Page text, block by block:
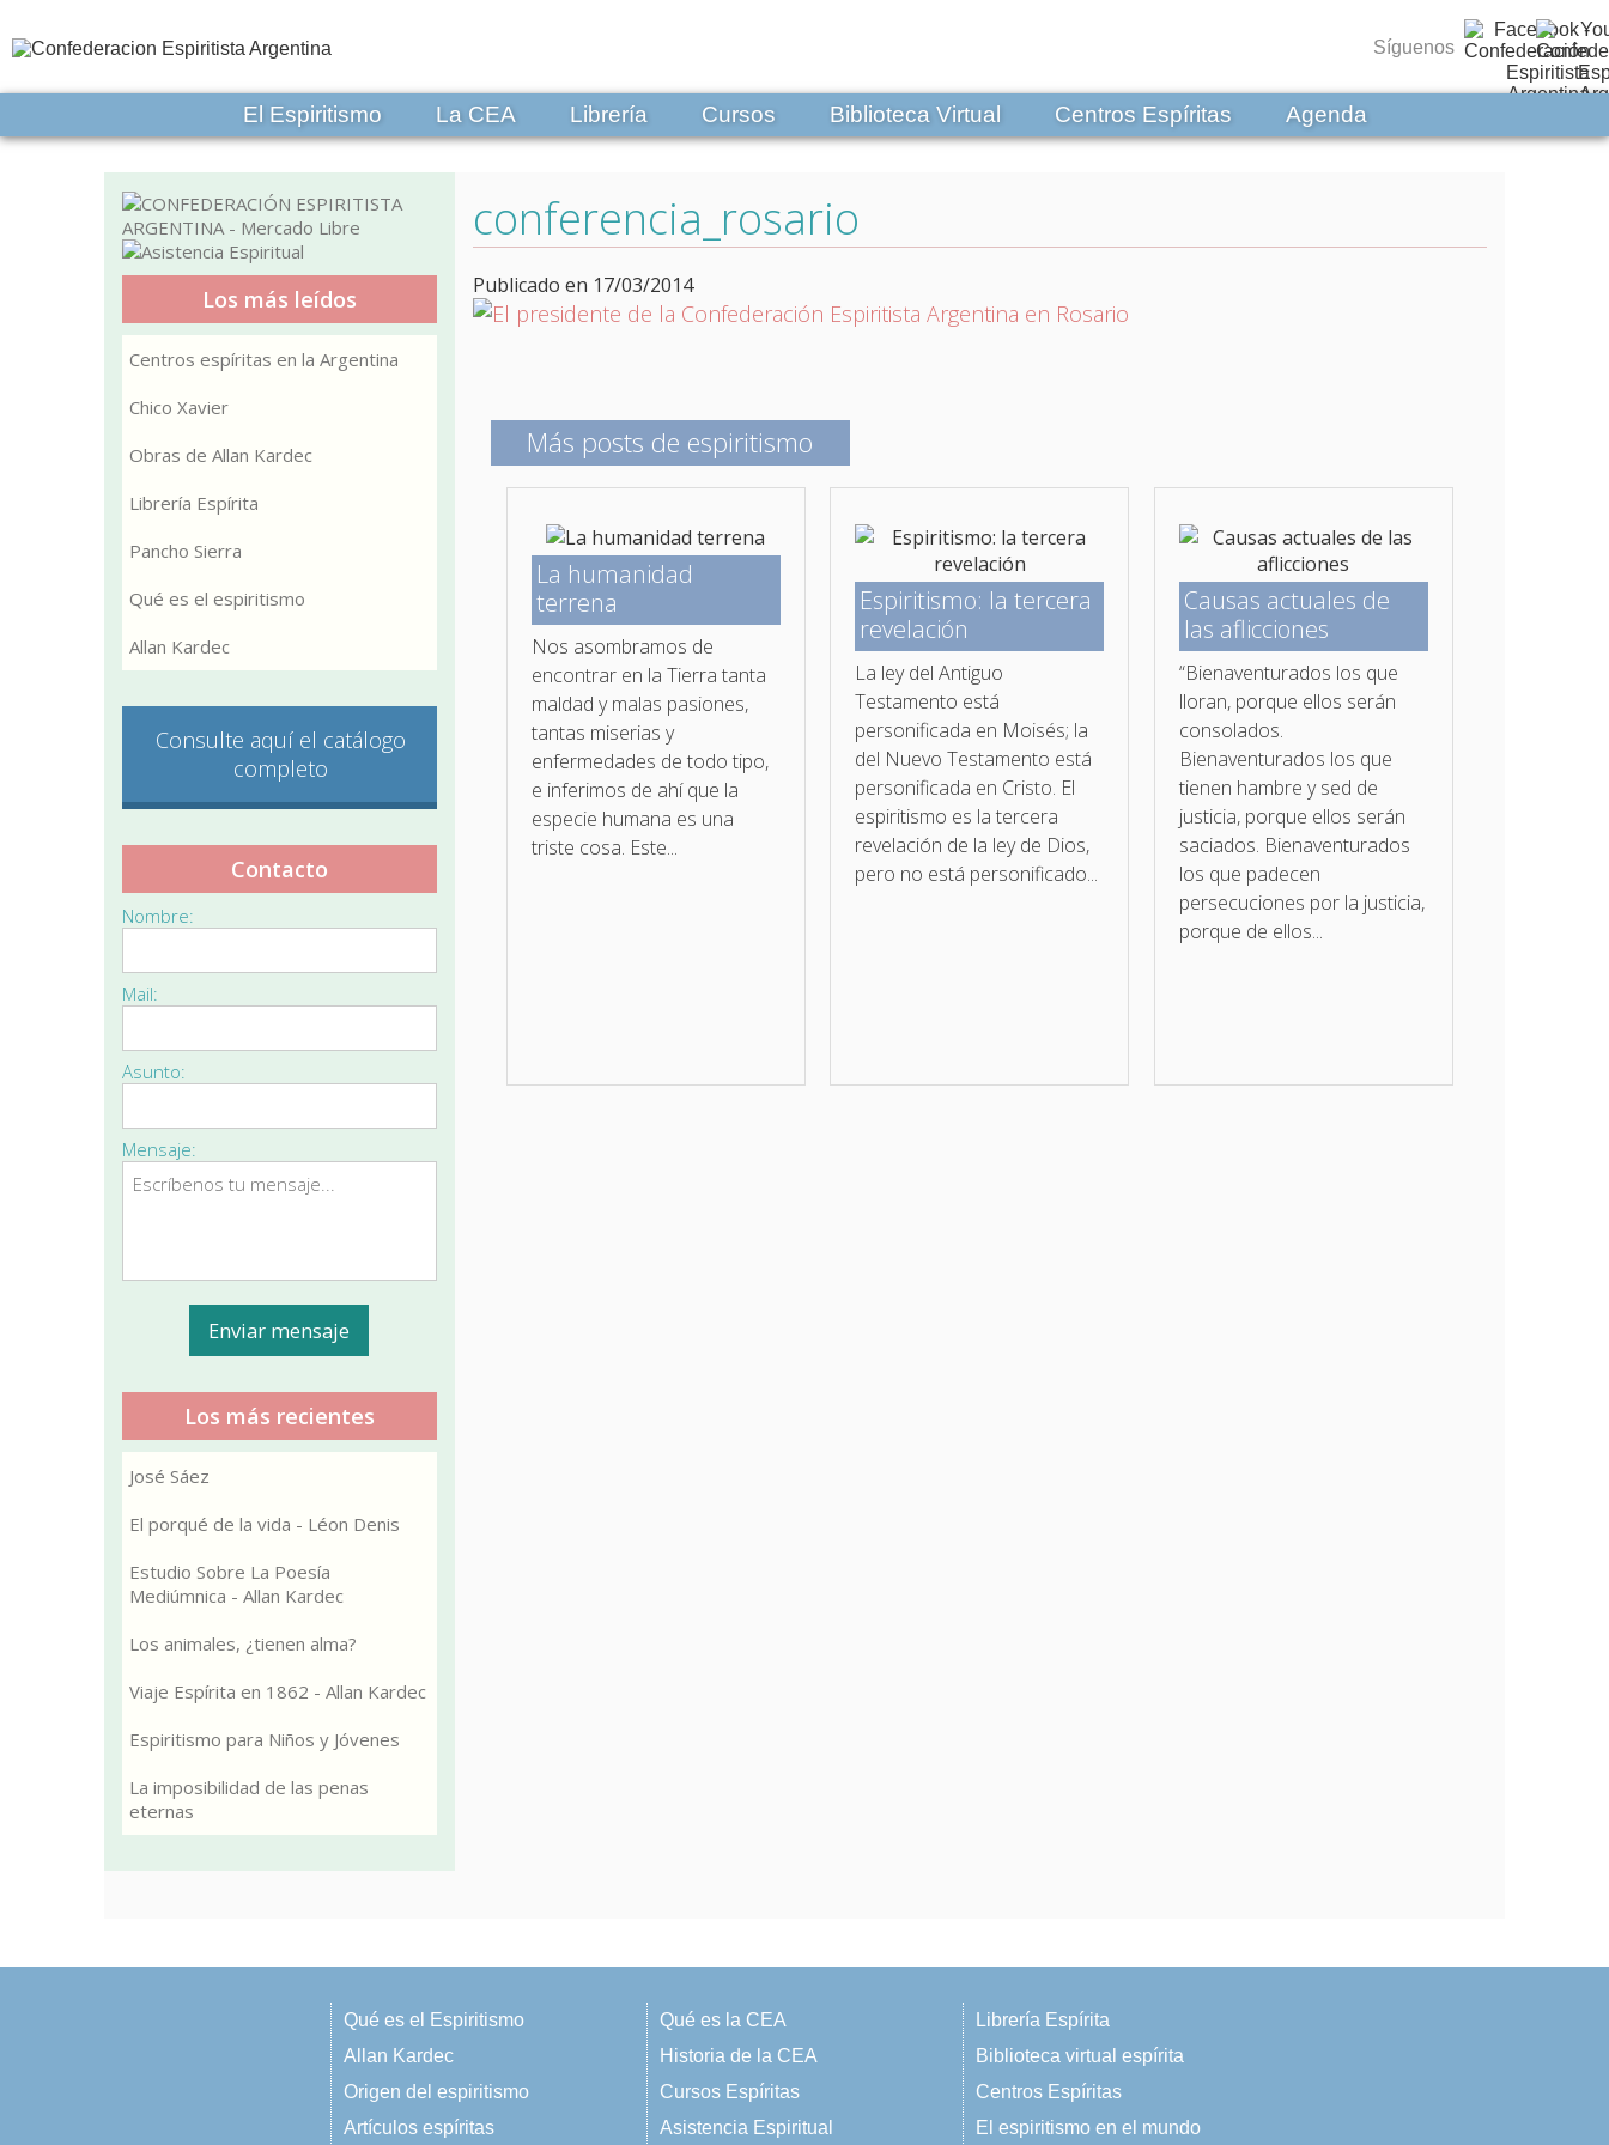
Síguenos
El Espiritismo La CEA Librería Cursos Biblioteca Virtual Centros Espíritas Agenda
conferencia_rosario
Publicado en 17/03/2014
Más posts de espiritismo
La humanidad
terrena
Nos asombramos de
encontrar en la Tierra tanta
maldad y malas pasiones,
tantas miserias y
enfermedades de todo tipo,
e inferimos de ahí que la
especie humana es una
triste cosa. Este...
Espiritismo: la tercera
revelación
La ley del Antiguo
Testamento está
personificada en Moisés; la
del Nuevo Testamento está
personificada en Cristo. El
espiritismo es la tercera
revelación de la ley de Dios,
pero no está personificado...
Causas actuales de
las aflicciones
“Bienaventurados los que
lloran, porque ellos serán
consolados.
Bienaventurados los que
tienen hambre y sed de
justicia, porque ellos serán
saciados. Bienaventurados
los que padecen
persecuciones por la justicia,
porque de ellos...
Los más leídos
Centros espíritas en la Argentina
Chico Xavier
Obras de Allan Kardec
Librería Espírita
Pancho Sierra
Qué es el espiritismo
Allan Kardec
Consulte aquí el catálogo
completo
Contacto
Nombre:
Mail:
Asunto:
Mensaje:
Los más recientes
José Sáez
El porqué de la vida - Léon Denis
Estudio Sobre La Poesía
Mediúmnica - Allan Kardec
Los animales, ¿tienen alma?
Viaje Espírita en 1862 - Allan Kardec
Espiritismo para Niños y Jóvenes
La imposibilidad de las penas
eternas
Qué es el Espiritismo
Allan Kardec
Origen del espiritismo
Artículos espíritas
Qué es la CEA
Historia de la CEA
Cursos Espíritas
Asistencia Espiritual
Librería Espírita
Biblioteca virtual espírita
Centros Espíritas
El espiritismo en el mundo